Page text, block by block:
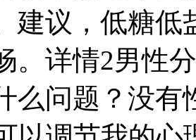
建议，低糖
。详情2男性
么问题？没